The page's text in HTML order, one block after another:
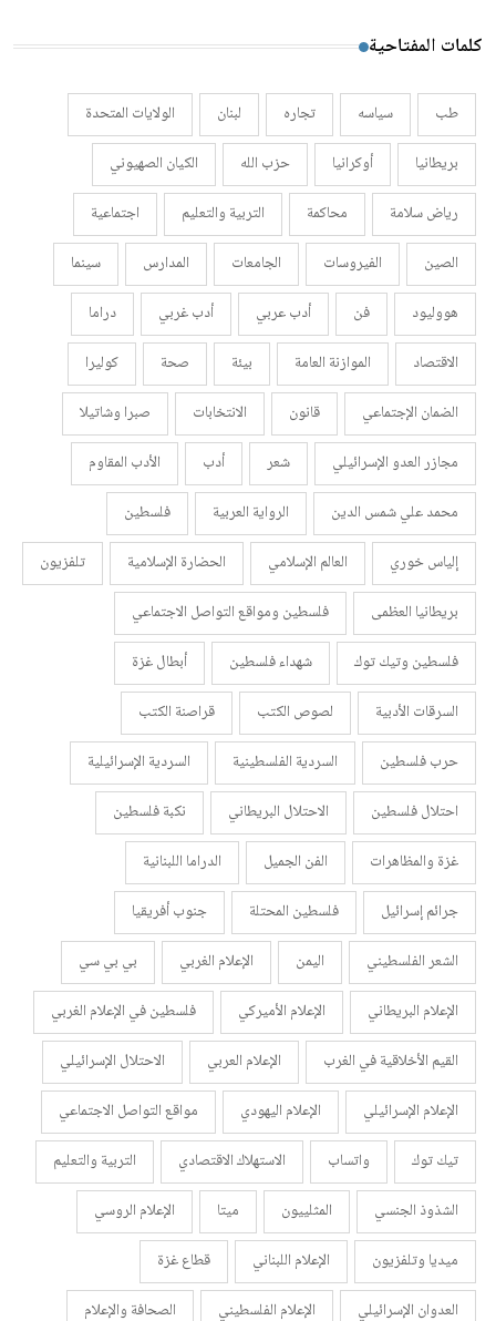
كلمات المفتاحية
طب سياسه تجاره لبنان
الولايات المتحدة
بريطانيا
أوكرانيا حزب الله
الكيان الصهيوني
رياض سلامة
محاكمة التربية والتعليم
اجتماعية
الصين
الفيروسات الجامعات المدارس
سينما
هووليود
فن أدب عربي أدب غربي
دراما
الاقتصاد
الموازنة العامة بيئة صحة
كوليرا
الضمان الإجتماعي
قانون الانتخابات
صبرا وشاتيلا
مجازر العدو الإسرائيلي
شعر أدب
الأدب المقاوم
محمد علي شمس الدين
الرواية العربية
فلسطين
إلياس خوري
العالم الإسلامي الحضارة الإسلامية
تلفزيون
بريطانيا العظمى
فلسطين ومواقع التواصل الاجتماعي
فلسطين وتيك توك
شهداء فلسطين
أبطال غزة
السرقات الأدبية
لصوص الكتب
قراصنة الكتب
حرب فلسطين
السردية الفلسطينية
السردية الإسرائيلية
احتلال فلسطين
الاحتلال البريطاني
نكبة فلسطين
غزة والمظاهرات
الفن الجميل
الدراما اللبنانية
جرائم إسرائيل
فلسطين المحتلة
جنوب أفريقيا
الشعر الفلسطيني
اليمن الإعلام الغربي
بي بي سي
الإعلام البريطاني
الإعلام الأميركي
فلسطين في الإعلام الغربي
القيم الأخلاقية في الغرب
الإعلام العربي
الاحتلال الإسرائيلي
الإعلام الإسرائيلي
الإعلام اليهودي
مواقع التواصل الاجتماعي
تيك توك
واتساب الاستهلاك الاقتصادي
التربية والتعليم
الشذوذ الجنسي
المثلييون ميتا
الإعلام الروسي
ميديا وتلفزيون
الإعلام اللبناني
قطاع غزة
العدوان الإسرائيلي
الإعلام الفلسطيني الصحافة والإعلام